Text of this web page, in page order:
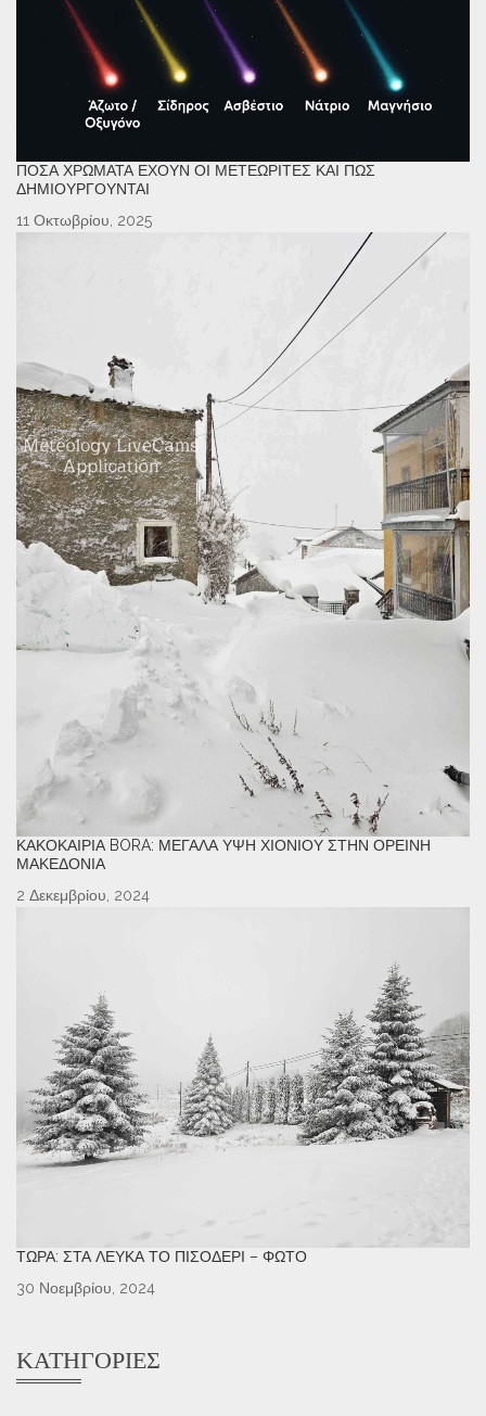
ΠΌΣΑ ΧΡΏΜΑΤΑ ΈΧΟΥΝ ΟΙ ΜΕΤΕΩΡΊΤΕΣ ΚΑΙ ΠΏΣ
ΔΗΜΙΟΥΡΓΟΎΝΤΑΙ
11 Οκτωβρίου, 2025
ΚΑΚΟΚΑΙΡΊΑ BORA: ΜΕΓΆΛΑ ΎΨΗ ΧΙΟΝΙΟΎ ΣΤΗΝ ΟΡΕΙΝΉ
ΜΑΚΕΔΟΝΊΑ
2 Δεκεμβρίου, 2024
ΤΏΡΑ: ΣΤΑ ΛΕΥΚΆ ΤΟ ΠΙΣΟΔΈΡΙ – ΦΩΤΌ
30 Νοεμβρίου, 2024
ΚΑΤΗΓΟΡΊΕΣ